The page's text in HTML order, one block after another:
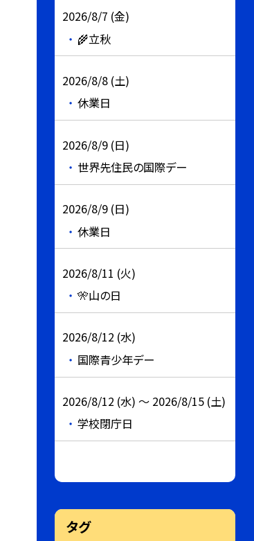
2026/8/7 (金)
🌾立秋
2026/8/8 (土)
休業日
2026/8/9 (日)
世界先住民の国際デー
2026/8/9 (日)
休業日
2026/8/11 (火)
🎌山の日
2026/8/12 (水)
国際青少年デー
2026/8/12 (水) ～ 2026/8/15 (土)
学校閉庁日
タグ